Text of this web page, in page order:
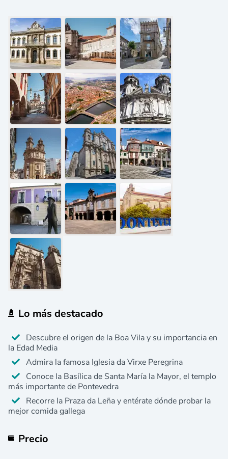
Lo más destacado
Descubre el origen de la Boa Vila y su importancia en
la Edad Media
Admira la famosa Iglesia da Virxe Peregrina
Conoce la Basílica de Santa María la Mayor, el templo
más importante de Pontevedra
Recorre la Praza da Leña y entérate dónde probar la
mejor comida gallega
Precio